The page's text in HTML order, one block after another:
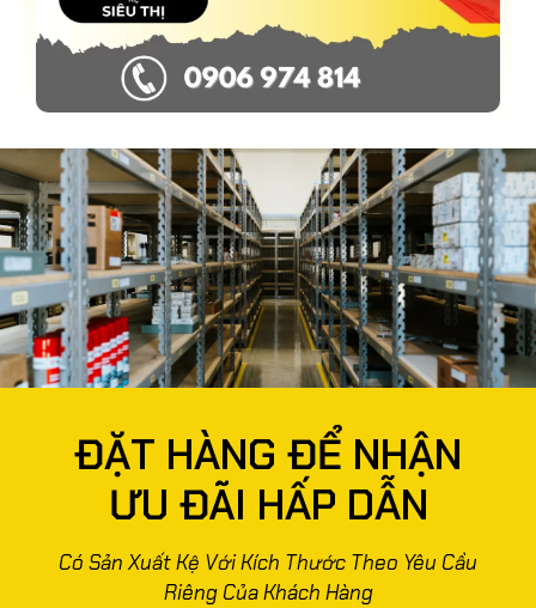
ĐẶT HÀNG ĐỂ NHẬN
ƯU ĐÃI HẤP DẪN
Có Sản Xuất Kệ Với Kích Thước Theo Yêu Cầu
Riêng Của Khách Hàng